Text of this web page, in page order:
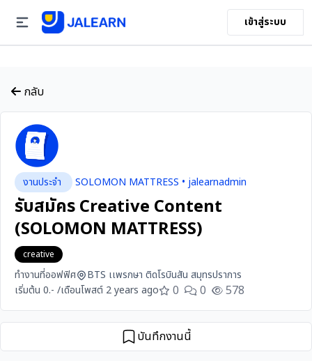
เข้าสู่ระบบ
กลับ
งานประจำ SOLOMON MATTRESS • jalearnadmin
รับสมัคร Creative Content
(SOLOMON MATTRESS)
creative
ทำงานที่ออฟฟิศ
BTS เเพรกษา ติดโรบินสัน สมุทรปราการ
เริ่มต้น 0.- /เดือนโพสต์ 2 years ago 0 0 578
บันทึกงานนี้